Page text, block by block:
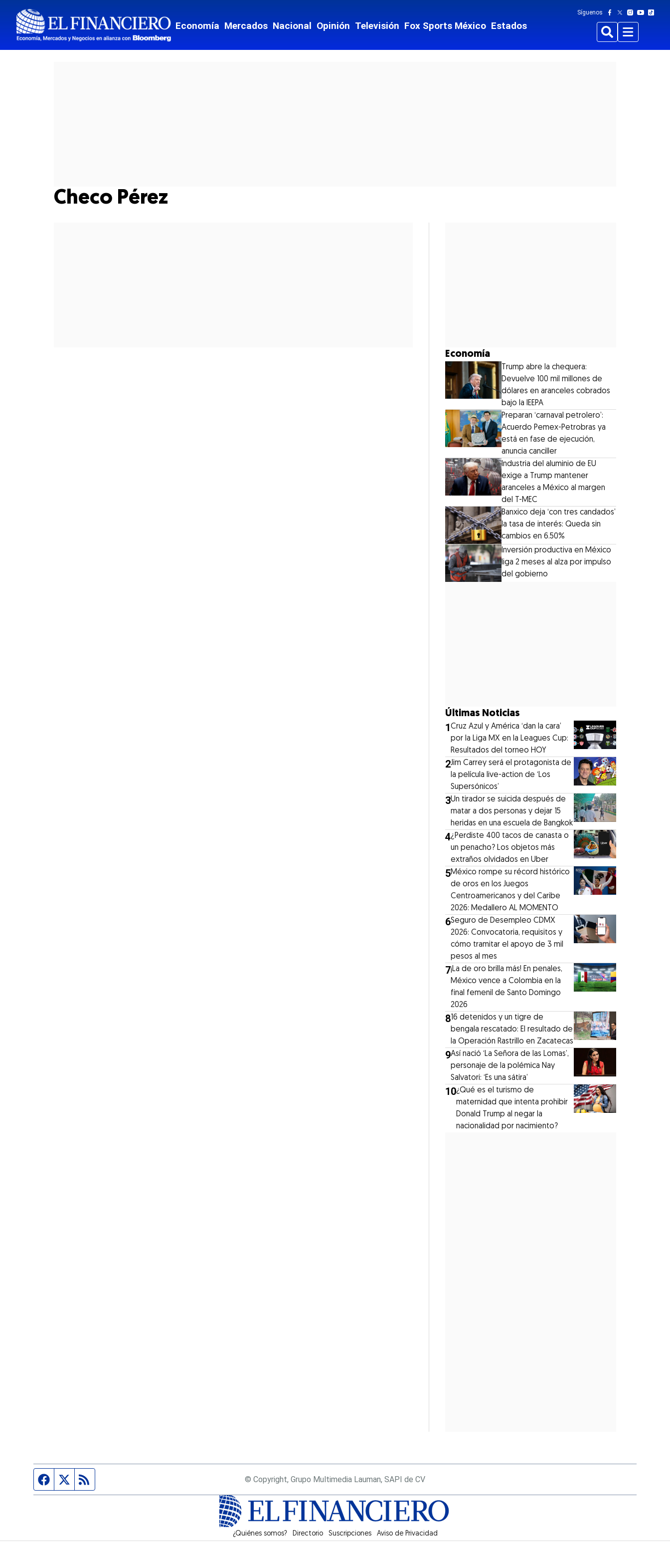
Economía Mercados Nacional Opinión Televisión Fox Sports México Estados
Síguenos
BuscarMenu
Checo Pérez
Economía
Trump abre la chequera:
Devuelve 100 mil millones de
dólares en aranceles cobrados
bajo la IEEPA
Preparan ‘carnaval petrolero’:
Acuerdo Pemex-Petrobras ya
está en fase de ejecución,
anuncia canciller
Industria del aluminio de EU
exige a Trump mantener
aranceles a México al margen
del T-MEC
Banxico deja ‘con tres candados’
la tasa de interés: Queda sin
cambios en 6.50%
Inversión productiva en México
liga 2 meses al alza por impulso
del gobierno
Últimas Noticias
1Cruz Azul y América ‘dan la cara’
por la Liga MX en la Leagues Cup:
Resultados del torneo HOY
2Jim Carrey será el protagonista de
la película live-action de ‘Los
Supersónicos’
3Un tirador se suicida después de
matar a dos personas y dejar 15
heridas en una escuela de Bangkok
4¿Perdiste 400 tacos de canasta o
un penacho? Los objetos más
extraños olvidados en Uber
5México rompe su récord histórico
de oros en los Juegos
Centroamericanos y del Caribe
2026: Medallero AL MOMENTO
6Seguro de Desempleo CDMX
2026: Convocatoria, requisitos y
cómo tramitar el apoyo de 3 mil
pesos al mes
7¡La de oro brilla más! En penales,
México vence a Colombia en la
final femenil de Santo Domingo
2026
816 detenidos y un tigre de
bengala rescatado: El resultado de
la Operación Rastrillo en Zacatecas
9⁠Así nació ‘La Señora de las Lomas’,
personaje de la polémica Nay
Salvatori: ‘Es una sátira’
10¿Qué es el turismo de
maternidad que intenta prohibir
Donald Trump al negar la
nacionalidad por nacimiento?
Página de Facebook
Fuente Twitter © Copyright, Grupo Multimedia Lauman, SAPI de CV
¿Quiénes somos? Directorio SuscripcionesOpens in new window
Aviso de Privacidad